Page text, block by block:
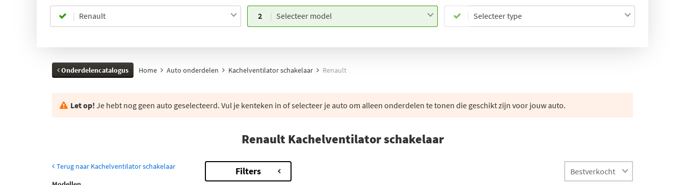
Renault 2 Selecteer model Selecteer type
Onderdelencatalogus Home Auto onderdelen Kachelventilator schakelaar Renault
Let op! Je hebt nog geen auto geselecteerd. Vul je kenteken in of selecteer je auto om alleen onderdelen te tonen die geschikt zijn voor jouw auto.
Renault Kachelventilator schakelaar
Terug naar Kachelventilator schakelaar
Filters